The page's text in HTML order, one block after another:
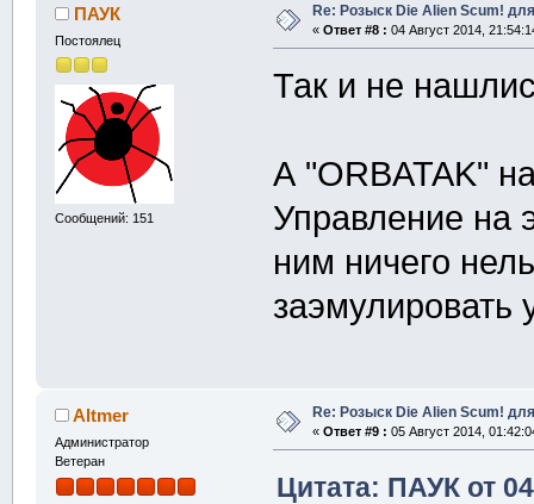
ПАУК
Постоялец
Сообщений: 151
Re: Розыск Die Alien Scum!
« Ответ #8 : 04 Август 2014,
Так и не
А "ORBATAK"
Управление на
ним ничего
заэмулировать
Altmer
Администратор
Ветеран
Re: Розыск Die Alien Scum!
« Ответ #9 : 05 Август 2014,
Цитата: ПАУК от